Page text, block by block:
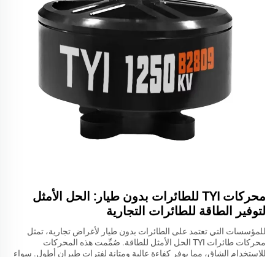
محركات TYI للطائرات بدون طيار: الحل الأمثل
لتوفير الطاقة للطائرات التجارية
للمؤسسات التي تعتمد على الطائرات بدون طيار لأغراض تجارية، تمثل
محركات طائرات TYI الحل الأمثل للطاقة. صُمِّمت هذه المحركات
للاستخدام الشاق، مما يوفر كفاءة عالية ومتانة لفترات طيران أطول. سواء